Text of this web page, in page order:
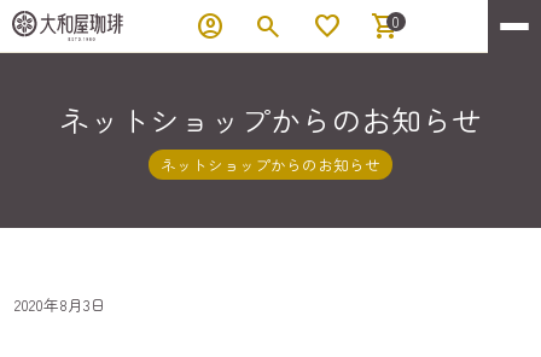
account_circle search favorite shopping_cart
0
ネットショップからのお知らせ
ネットショップからのお知らせ
2020年8月3日